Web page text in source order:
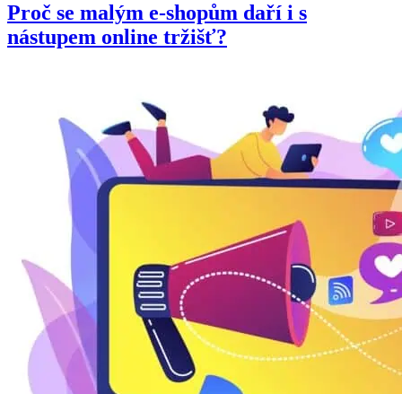
Proč se malým e-shopům daří i s
nástupem online tržišť?